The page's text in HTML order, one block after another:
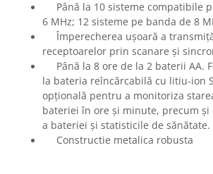
Accesorii mixere
Mixere analogice
Mixere digitale
Mixere pentru DJ
Monitorizare In-Ear
Stative pentru Boxe
Stative pentru Microfoane
Până la 10 sisteme compatibile
6 MHz; 12 sisteme pe banda de 8
Împerecherea ușoară a
receptoarelor prin scanare și
Până la 8 ore de la 2 baterii AA.
la bateria reîncărcabilă cu litiu-ion
opțională pentru a monitoriza
bateriei în ore și minute, precum și
a bateriei și statisticile de sănătate.
Constructie metalica robusta